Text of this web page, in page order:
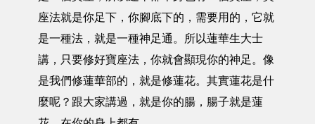
座法就是你足下，你腳底下的，需要用的，它就
是一種法，就是一種神足通。所以蓮華生大士
講，只要修好寶座法，你就會顯現你的神足。像
是我們修蓮華部的，就是修蓮花。其實蓮花是什
麼呢？跟大家講過，就是你的腸，腸子就是蓮